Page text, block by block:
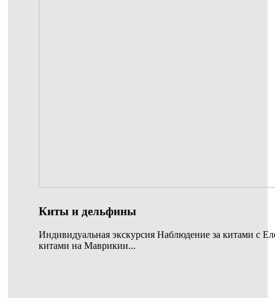
Киты и дельфины
Индивидуальная экскурсия Наблюдение за китами с
китами на Маврикии...